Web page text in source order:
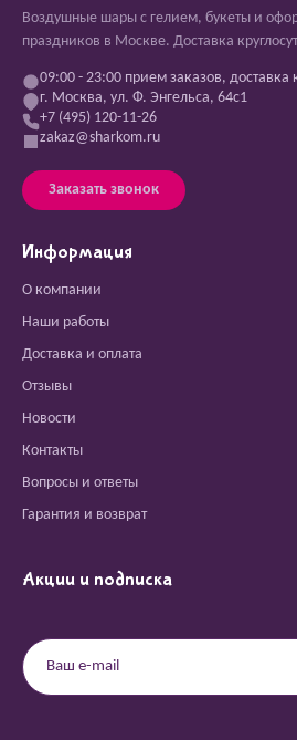
Воздушные шары с гелием, букеты и
праздников в Москве. Доставка
09:00 - 23:00 прием заказов, доставка
г. Москва, ул. Ф. Энгельса, 64с1
+7 (495) 120-11-26
zakaz@sharkom.ru
Заказать звонок
Информация
О компании
Наши работы
Доставка и оплата
Отзывы
Новости
Контакты
Вопросы и ответы
Гарантия и возврат
Акции и подписка